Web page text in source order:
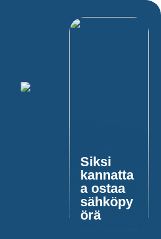
Siksi
kannatta
a ostaa
sähköpy
örä